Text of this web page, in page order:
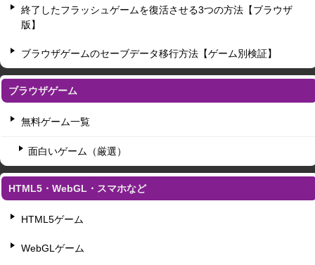
終了したフラッシュゲームを復活させる3つの方法【ブラウザ
版】
ブラウザゲームのセーブデータ移行方法【ゲーム別検証】
ブラウザゲーム
無料ゲーム一覧
面白いゲーム（厳選）
HTML5・WebGL・スマホなど
HTML5ゲーム
WebGLゲーム